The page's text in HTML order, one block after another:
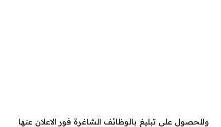
وللحصول علي تبليغ بالوظائف الشاغرة فور الاعلان عنها